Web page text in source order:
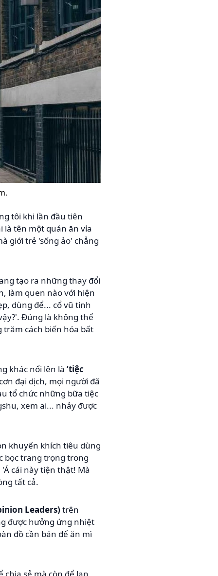
tôi khi lần đầu tiên
là tên một quán ăn vỉa
giới trẻ 'sống ảo' chẳng
tạo ra những thay đổi
làm quen nào với hiện
dùng để... cổ vũ tinh
Đúng là không thể
trăm cách biến hóa bất
khác nổi lên là ‘tiệc
đại dịch, mọi người đã
tổ chức những bữa tiệc
xem ai... nhảy được
khuyến khích tiêu dùng
bọc trang trọng trong
cái này tiện thật! Mà
tất cả.
Leaders) trên
được hưởng ứng nhiệt
đồ cần bán để ăn mì